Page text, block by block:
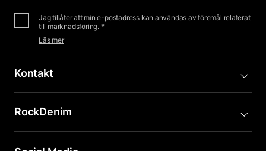
Jag tillåter att min e-postadress kan användas av föremål relaterat
till marknadsföring. *
Läs mer
Kontakt
RockDenim